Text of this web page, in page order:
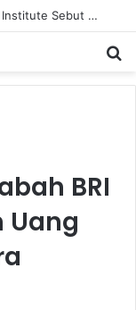
Dukung Program Prabowo Gibran, NTB Institute Sebut MBG dan Kopdes Solusi Percepatan Pembangunan Daerah 3T
BRI
Uang